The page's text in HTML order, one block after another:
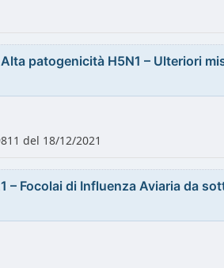
patogenicità H5N1 – Ulteriori
del 18/12/2021
Focolai di Influenza Aviaria da